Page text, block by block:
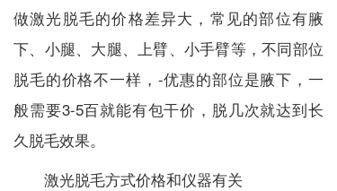
做激光脱毛的价格差异大，常见的部位有腋
下、小腿、大腿、上臂、小手臂等，不同部位
脱毛的价格不一样，-优惠的部位是腋下，一
般需要3-5百就能有包干价，脱几次就达到长
久脱毛效果。
激光脱毛方式价格和仪器有关